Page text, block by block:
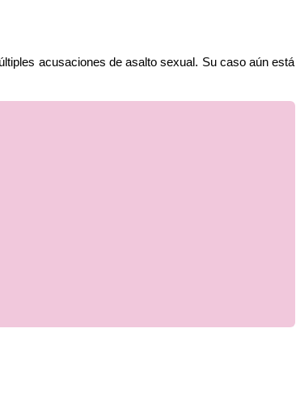
acusaciones de asalto sexual. Su caso aún está